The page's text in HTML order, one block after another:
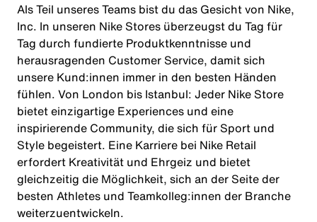
Als Teil unseres Teams bist du das Gesicht von Nike,
Inc. In unseren Nike Stores überzeugst du Tag für
Tag durch fundierte Produktkenntnisse und
herausragenden Customer Service, damit sich
unsere Kund:innen immer in den besten Händen
fühlen. Von London bis Istanbul: Jeder Nike Store
bietet einzigartige Experiences und eine
inspirierende Community, die sich für Sport und
Style begeistert. Eine Karriere bei Nike Retail
erfordert Kreativität und Ehrgeiz und bietet
gleichzeitig die Möglichkeit, sich an der Seite der
besten Athletes und Teamkolleg:innen der Branche
weiterzuentwickeln.